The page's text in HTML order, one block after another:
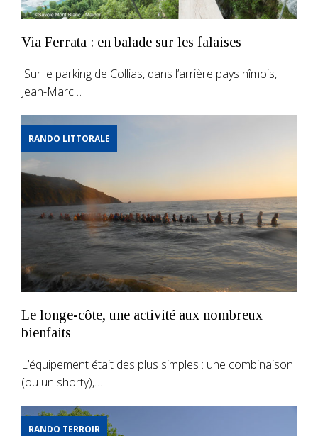
Via Ferrata : en balade sur les falaises
Sur le parking de Collias, dans l’arrière pays nîmois,
Jean-Marc…
RANDO LITTORALE
Le longe-côte, une activité aux nombreux
bienfaits
L’équipement était des plus simples : une combinaison
(ou un shorty),…
RANDO TERROIR